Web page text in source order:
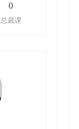
0
总裁课